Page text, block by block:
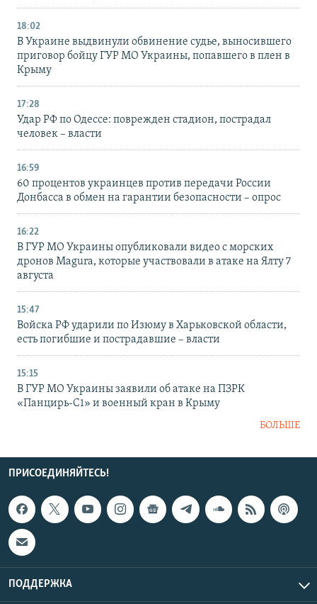
18:02
В Украине выдвинули обвинение судье, выносившего
приговор бойцу ГУР МО Украины, попавшего в плен в
Крыму
17:28
Удар РФ по Одессе: поврежден стадион, пострадал
человек – власти
16:59
60 процентов украинцев против передачи России
Донбасса в обмен на гарантии безопасности – опрос
16:22
В ГУР МО Украины опубликовали видео с морских
дронов Magura, которые участвовали в атаке на Ялту 7
августа
15:47
Войска РФ ударили по Изюму в Харьковской области,
есть погибшие и пострадавшие – власти
15:15
В ГУР МО Украины заявили об атаке на ПЗРК
«Панцирь-С1» и военный кран в Крыму
БОЛЬШЕ
ПРИСОЕДИНЯЙТЕСЬ!
ПОДДЕРЖКА